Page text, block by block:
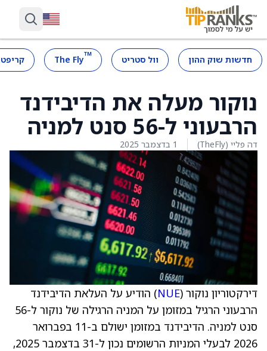
חדשות שוק ההון וול סטריט ™
The Fly
נוקור מעלה את הדיבידנד
הרבעוני ל-56 סנט למניה
דה פליי (TheFly) 1 בדצמבר 2025
דירקטוריון נוקור (NUE) הודיע על העלאת הדיבידנד
הרבעוני הרגיל במזומן על המניה הרגילה של נוקור ל-56
סנט למניה. הדיבידנד במזומן ישולם ב-11 בפברואר
2026 לבעלי המניות הרשומים נכון ל-31 בדצמבר 2025,